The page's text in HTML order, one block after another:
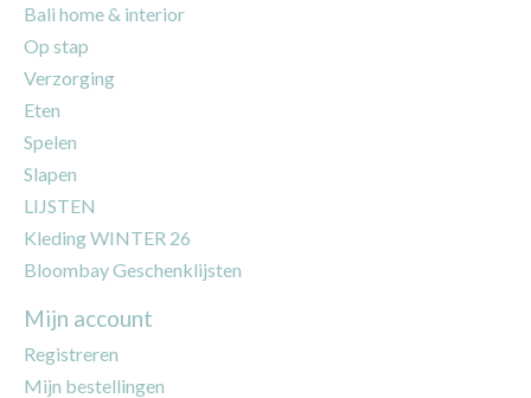
Bali home & interior
Op stap
Verzorging
Eten
Spelen
Slapen
LIJSTEN
Kleding WINTER 26
Bloombay Geschenklijsten
Mijn account
Registreren
Mijn bestellingen